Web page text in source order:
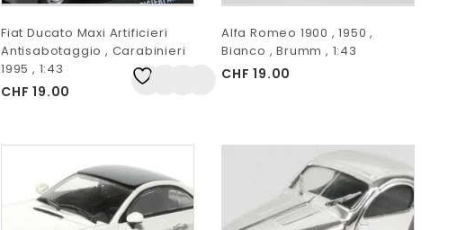
Fiat Ducato Maxi Artificieri
Antisabotaggio , Carabinieri
1995 , 1:43
CHF 19.00
Alfa Romeo 1900 , 1950 ,
Bianco , Brumm , 1:43
CHF 19.00